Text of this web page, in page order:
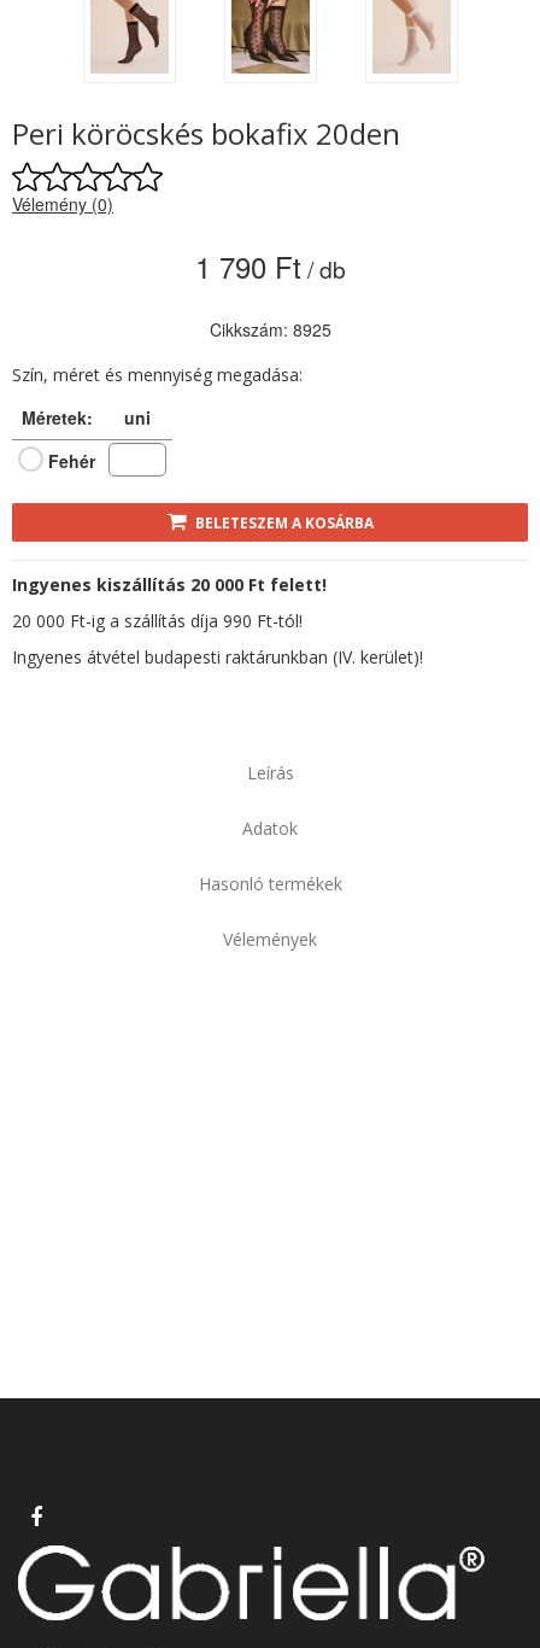
Peri köröcskés bokafix 20den
Vélemény (0)
1 790 Ft / db
Cikkszám: 8925
Szín, méret és mennyiség megadása:
Méretek:
uni
Fehér
BELETESZEM A KOSÁRBA
Ingyenes kiszállítás 20 000 Ft felett!
20 000 Ft-ig a szállítás díja 990 Ft-tól!
Ingyenes átvétel budapesti raktárunkban (IV. kerület)!
Leírás
Adatok
Hasonló termékek
Vélemények